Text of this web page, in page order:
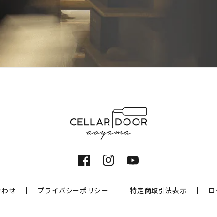
FacebookInstagramYouTube
せ プライバシーポリシー 特定商取引法表示